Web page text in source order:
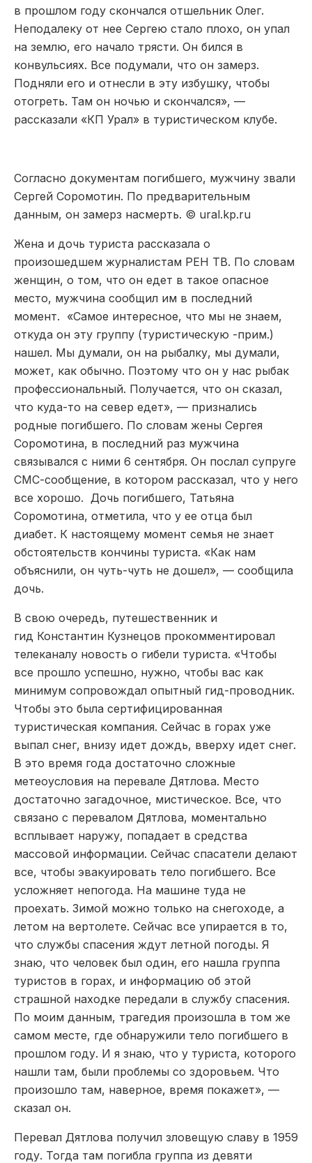
в прошлом году скончался отшельник Олег.
Неподалеку от нее Сергею стало плохо, он упал
на землю, его начало трясти. Он бился в
конвульсиях. Все подумали, что он замерз.
Подняли его и отнесли в эту избушку, чтобы
отогреть. Там он ночью и скончался», —
рассказали «КП Урал» в туристическом клубе.
Согласно документам погибшего, мужчину звали
Сергей Соромотин. По предварительным
данным, он замерз насмерть. © ural.kp.ru
Жена и дочь туриста рассказала о
произошедшем журналистам РЕН ТВ. По словам
женщин, о том, что он едет в такое опасное
место, мужчина сообщил им в последний
момент. «Самое интересное, что мы не знаем,
откуда он эту группу (туристическую -прим.)
нашел. Мы думали, он на рыбалку, мы думали,
может, как обычно. Поэтому что он у нас рыбак
профессиональный. Получается, что он сказал,
что куда-то на север едет», — признались
родные погибшего. По словам жены Сергея
Соромотина, в последний раз мужчина
связывался с ними 6 сентября. Он послал супруге
СМС-сообщение, в котором рассказал, что у него
все хорошо. Дочь погибшего, Татьяна
Соромотина, отметила, что у ее отца был
диабет. К настоящему момент семья не знает
обстоятельств кончины туриста. «Как нам
объяснили, он чуть-чуть не дошел», — сообщила
дочь.
В свою очередь, путешественник и
гид Константин Кузнецов прокомментировал
телеканалу новость о гибели туриста. «Чтобы
все прошло успешно, нужно, чтобы вас как
минимум сопровождал опытный гид-проводник.
Чтобы это была сертифицированная
туристическая компания. Сейчас в горах уже
выпал снег, внизу идет дождь, вверху идет снег.
В это время года достаточно сложные
метеоусловия на перевале Дятлова. Место
достаточно загадочное, мистическое. Все, что
связано с перевалом Дятлова, моментально
всплывает наружу, попадает в средства
массовой информации. Сейчас спасатели делают
все, чтобы эвакуировать тело погибшего. Все
усложняет непогода. На машине туда не
проехать. Зимой можно только на снегоходе, а
летом на вертолете. Сейчас все упирается в то,
что службы спасения ждут летной погоды. Я
знаю, что человек был один, его нашла группа
туристов в горах, и информацию об этой
страшной находке передали в службу спасения.
По моим данным, трагедия произошла в том же
самом месте, где обнаружили тело погибшего в
прошлом году. И я знаю, что у туриста, которого
нашли там, были проблемы со здоровьем. Что
произошло там, наверное, время покажет», —
сказал он.
Перевал Дятлова получил зловещую славу в 1959
году. Тогда там погибла группа из девяти